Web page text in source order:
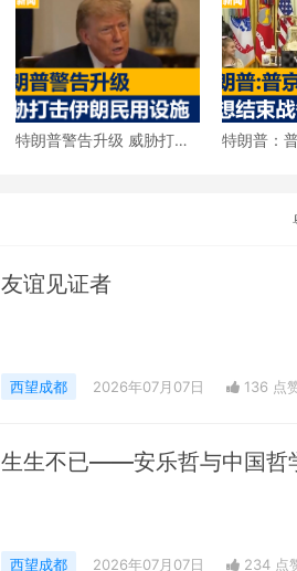
特朗普警告升级 威胁打击
特朗普：
友谊见证者
西望成都 2026年07月07日 136 点
生生不已——安乐哲与中国哲
西望成都 2026年07月07日 234 点